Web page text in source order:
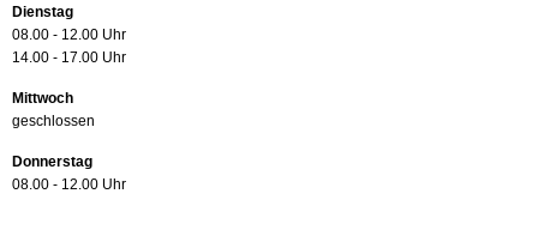
Dienstag
08.00 - 12.00 Uhr
14.00 - 17.00 Uhr
Mittwoch
geschlossen
Donnerstag
08.00 - 12.00 Uhr